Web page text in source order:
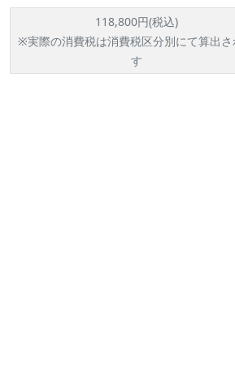
118,800円(税込)
※実際の消費税は消費税区分別にて算出さ
す